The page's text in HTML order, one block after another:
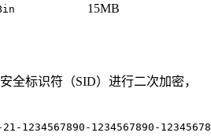
15MB
全标识符（SID）进行二次加密，
1234567890-1234567890-